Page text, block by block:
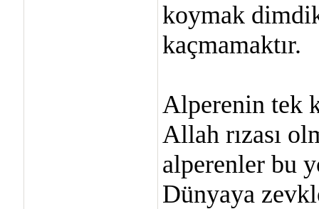
koymak
kaçmamaktır.
Alperenin tek
Allah rızası
alperenler bu
Dünyaya